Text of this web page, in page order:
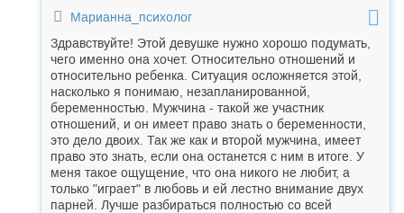
Марианна_психолог
Здравствуйте! Этой девушке нужно хорошо подумать,
чего именно она хочет. Относительно отношений и
относительно ребенка. Ситуация осложняется этой,
насколько я понимаю, незапланированной,
беременностью. Мужчина - такой же участник
отношений, и он имеет право знать о беременности,
это дело двоих. Так же как и второй мужчина, имеет
право это знать, если она останется с ним в итоге. У
меня такое ощущение, что она никого не любит, а
только "играет" в любовь и ей лестно внимание двух
парней. Лучше разбираться полностью со всей